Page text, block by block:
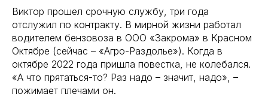
Виктор прошел срочную службу, три года
отслужил по контракту. В мирной жизни работал
водителем бензовоза в ООО «Закрома» в Красном
Октябре (сейчас – «Агро-Раздолье»). Когда в
октябре 2022 года пришла повестка, не колебался.
«А что прятаться-то? Раз надо – значит, надо», –
пожимает плечами он.